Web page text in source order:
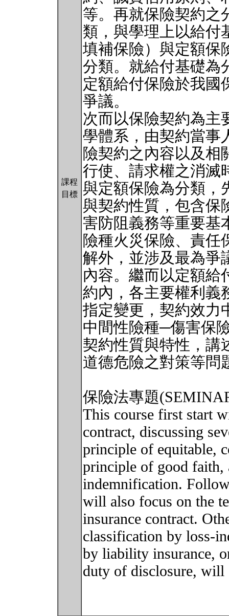
課程
目標
等。再就保險契約之
類，與學理上以給付
填補保險）與定額保
分類。就給付基礎為
定額給付保險於我國
爭議。
次而以保險契約為主
學體系，由契約當事
險契約之內容以及相
行使、請求權之消滅
與定額保險為分類，
與契約性質，包含保
害防阻義務等重要基
險種火災保險、責任
解外，並涉及最為爭
內容。繼而以定額給
約內，各主要權利義
指定變更，契約效力
中間性險種─傷害保
契約性質與特性，講
道德危險之對策等問
保險法專題
This course first start
contract, discussing
principle of equitable,
principle of good faith,
indemnification.
will also focus on the
insurance contract.
classification by loss-
by liability insurance,
duty of disclosure, will